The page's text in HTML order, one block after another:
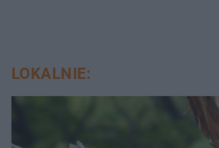
LOKALNIE: